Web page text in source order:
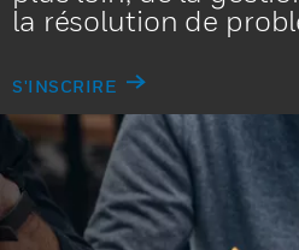
la résolution de
S'INSCRIRE